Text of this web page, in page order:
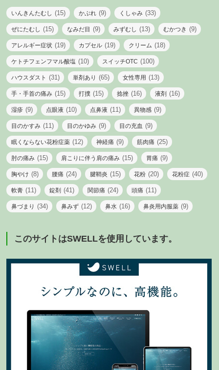
いんきんたむし (15) かぶれ (9) くしゃみ (33)
ぜにたむし (15) なみだ目 (9) みずむし (13) むかつき (9)
アレルギー症状 (19) カプセル (19) クリーム (18)
ケトチフェンフマル酸塩 (10) スイッチOTC (100)
ハウスダスト (31) 単剤あり (65) 女性専用 (13)
手・手首の痛み (15) 打撲 (15) 捻挫 (16) 液剤 (16)
湿疹 (9) 点眼液 (10) 点鼻液 (11) 異物感 (9)
目のかすみ (11) 目のかゆみ (9) 目の充血 (9)
眠くならない花粉症薬 (12) 神経痛 (9) 筋肉痛 (25)
肘の痛み (15) 肩こりに伴う肩の痛み (15) 胃痛 (9)
胸やけ (8) 腰痛 (24) 腱鞘炎 (15) 花粉 (20) 花粉症 (40)
軟膏 (11) 錠剤 (41) 関節痛 (24) 頭痛 (11)
鼻づまり (34) 鼻みず (12) 鼻水 (16) 鼻炎用内服薬 (9)
このサイトはSWELLを使用しています。